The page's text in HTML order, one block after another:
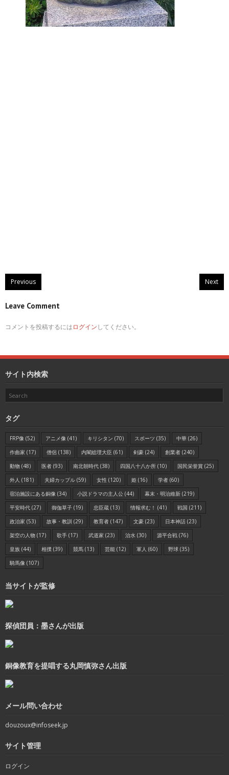
Previous Next
Leave Comment
コメントを投稿するにはログインしてください。
サイト内検索
タグ
FRP像 (52) アニメ像 (41) キリシタン (70) スポーツ (35) 中華 (26)
作曲家 (17) 僧侶 (138) 内閣総理大臣 (61) 剣豪 (24) 創業者 (240)
動物 (48) 医者 (93) 南北朝時代 (38) 四国八十八か所 (10) 国民栄誉賞 (25)
外人 (181) 夫婦カップル (59) 女性 (120) 姫 (16) 学者 (60)
宿泊施設にある銅像 (34) 小説ドラマの主人公 (44) 幕末・明治維新 (219)
平安時代 (27) 御伽草子 (19) 忠臣蔵 (13) 情報求む！ (41) 戦国 (211)
政治家 (53) 故事・教訓 (29) 教育者 (147) 文豪 (23) 日本神話 (23)
架空の人物 (17) 歌手 (17) 武道家 (23) 治水 (30) 源平合戦 (76)
皇族 (44) 相撲 (39) 競馬 (13) 芸能 (12) 軍人 (60) 野球 (35)
騎馬像 (107)
当サイトが監修
探偵団員：墨さんが出版
銅像教育を提唱する丸岡慎弥さん出版
メール問い合わせ
douzoux@infoseek.jp
サイト管理
ログイン